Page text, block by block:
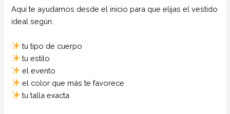
Aquí te ayudamos desde el inicio para que elijas el vestido
ideal según:
tu tipo de cuerpo
tu estilo
el evento
el color que más te favorece
tu talla exacta